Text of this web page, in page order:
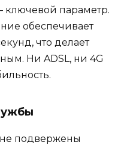
параметр.
обеспечивает
что делает
Ни ADSL, ни 4G
не подвержены